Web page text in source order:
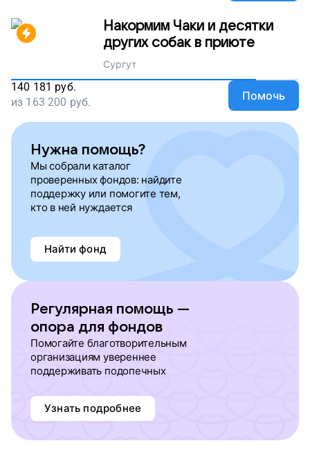
Накормим Чаки и десятки
других собак в приюте
Сургут
140 181 руб.
из 163 200 руб. Помочь
Нужна помощь?
Мы собрали каталог
проверенных фондов: найдите
поддержку или помогите тем,
кто в ней нуждается
Найти фонд
Регулярная помощь —
опора для фондов
Помогайте благотворительным
организациям увереннее
поддерживать подопечных
Узнать подробнее